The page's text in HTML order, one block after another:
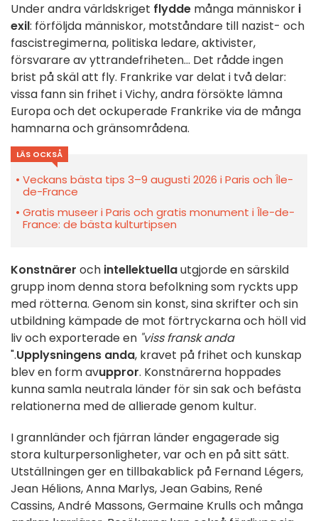
Under andra världskriget flydde många människor i
exil: förföljda människor, motståndare till nazist- och
fascistregimerna, politiska ledare, aktivister,
försvarare av yttrandefriheten... Det rådde ingen
brist på skäl att fly. Frankrike var delat i två delar:
vissa fann sin frihet i Vichy, andra försökte lämna
Europa och det ockuperade Frankrike via de många
hamnarna och gränsområdena.
LÄS OCKSÅ
Veckans bästa tips 3–9 augusti 2026 i Paris och Île-
de-France
Gratis museer i Paris och gratis monument i Île-de-
France: de bästa kulturtipsen
Konstnärer och intellektuellautgjorde en särskild
grupp inom denna stora befolkning som ryckts upp
med rötterna. Genom sin konst, sina skrifter och sin
utbildning kämpade de mot förtryckarna och höll vid
liv och exporterade en "viss fransk anda
".Upplysningens anda, kravet på frihet och kunskap
blev en form avuppror. Konstnärerna hoppades
kunna samla neutrala länder för sin sak och befästa
relationerna med de allierade genom kultur.
I grannländer och fjärran länder engagerade sig
stora kulturpersonligheter, var och en på sitt sätt.
Utställningen ger en tillbakablick på Fernand Légers,
Jean Hélions, Anna Marlys, Jean Gabins, René
Cassins, André Massons, Germaine Krulls och många